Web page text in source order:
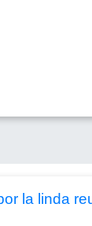
la linda